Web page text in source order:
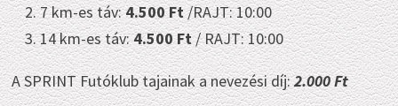
7 km-es táv:4.500 Ft/RAJT: 10:00
14 km-es táv:4.500 Ft/ RAJT: 10:00
A SPRINT Futóklub tajainak a nevezési díj:2.000 Ft